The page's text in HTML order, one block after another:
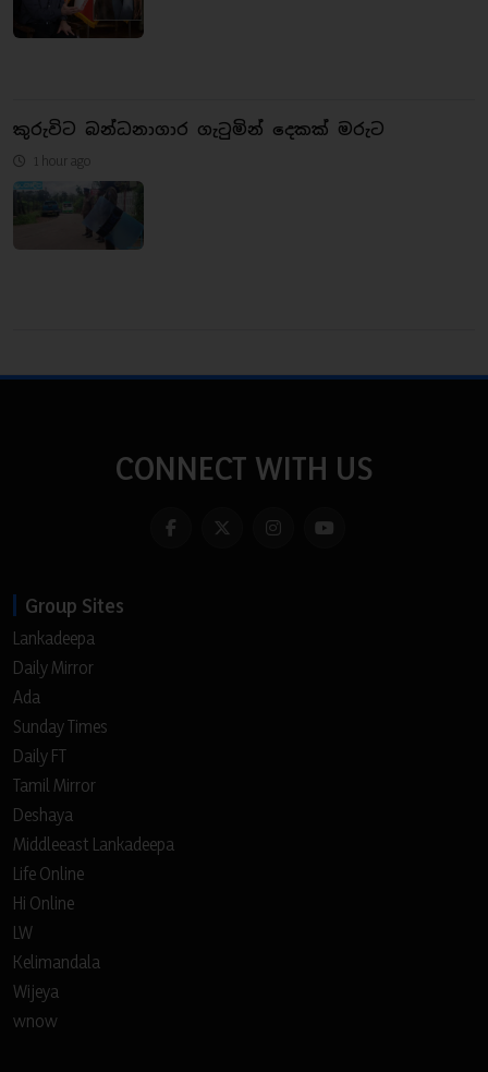
කුරුවිට බන්ධනාගාර ගැටුමින් දෙකක් මරුට
1 hour ago
CONNECT WITH US
Group Sites
Lankadeepa
Daily Mirror
Ada
Sunday Times
Daily FT
Tamil Mirror
Deshaya
Middleeast Lankadeepa
Life Online
Hi Online
LW
Kelimandala
Wijeya
wnow